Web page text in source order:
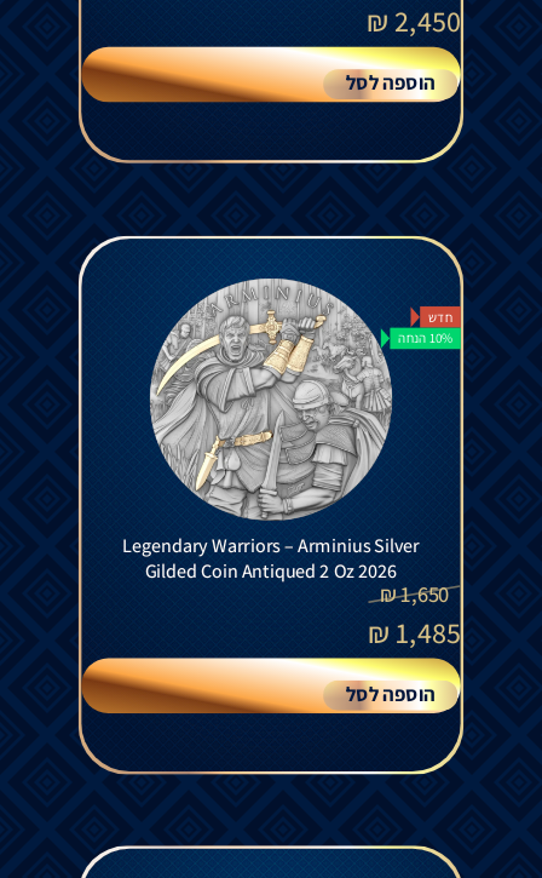
2,450
₪
הוספה לסל
חדש
10% הנחה
Legendary Warriors – Arminius Silver
Gilded Coin Antiqued 2 Oz 2026
1,650
₪
1,485
₪
הוספה לסל